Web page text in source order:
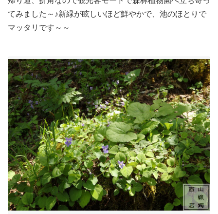
てみました～♪新緑が眩しいほど鮮やかで、池のほとりで
マッタリです～～